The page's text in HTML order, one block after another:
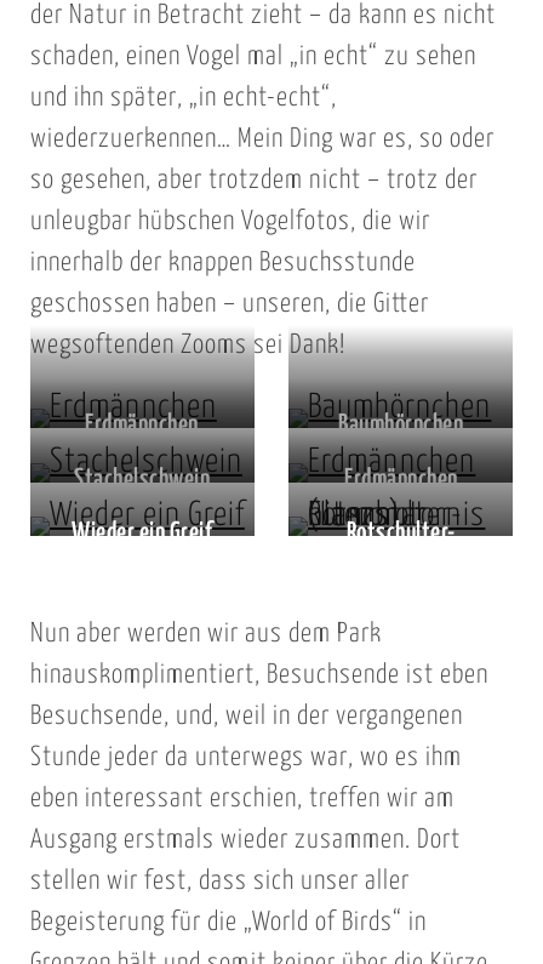
der Natur in Betracht zieht – da kann es nicht
schaden, einen Vogel mal „in echt“ zu sehen
und ihn später, „in echt-echt“,
wiederzuerkennen… Mein Ding war es, so oder
so gesehen, aber trotzdem nicht – trotz der
unleugbar hübschen Vogelfotos, die wir
innerhalb der knappen Besuchsstunde
geschossen haben – unseren, die Gitter
wegsoftenden Zooms sei Dank!
Erdmännchen Baumhörnchen
Stachelschwein Erdmännchen
Wieder ein Greif
Rotschulter-
nitens)
Nun aber werden wir aus dem Park
hinauskomplimentiert, Besuchsende ist eben
Besuchsende, und, weil in der vergangenen
Stunde jeder da unterwegs war, wo es ihm
eben interessant erschien, treffen wir am
Ausgang erstmals wieder zusammen. Dort
stellen wir fest, dass sich unser aller
Begeisterung für die „World of Birds“ in